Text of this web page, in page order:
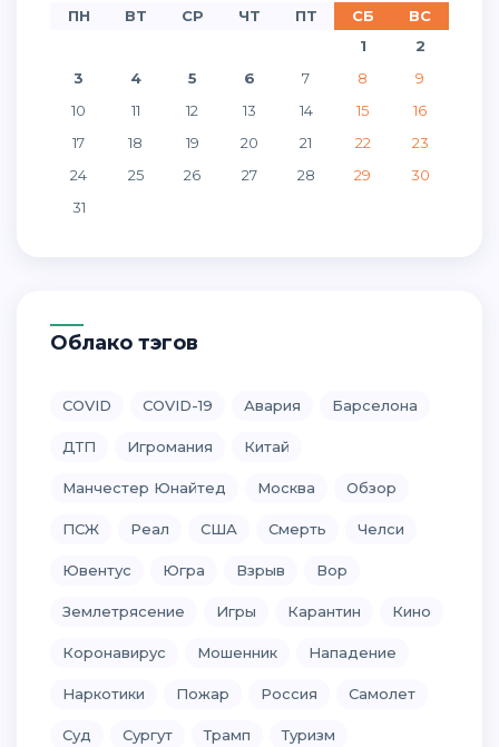
ПН ВТ СР ЧТ ПТ СБ
ВС
1
2
3
4 5 6 7 8
9
10
11 12 13 14 15
16
17
18 19 20 21 22
23
24
25 26 27 28 29
30
31
Облако тэгов
COVID COVID-19 Авария Барселона
ДТП Игромания Китай
Манчестер Юнайтед Москва Обзор
ПСЖ Реал США Смерть Челси
Ювентус Югра Взрыв Вор
Землетрясение Игры Карантин Кино
Коронавирус Мошенник Нападение
Наркотики Пожар Россия Самолет
Суд Сургут Трамп Туризм